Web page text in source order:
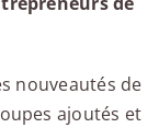
nouveautés de
ajoutés et